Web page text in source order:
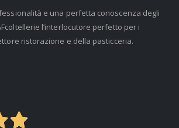
e una perfetta conoscenza degli
l’interlocutore perfetto per i
ristorazione e della pasticceria.